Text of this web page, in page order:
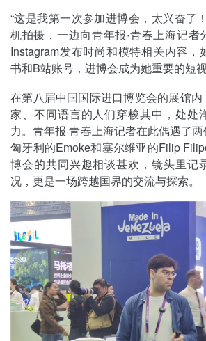
“这是我第一次参加进博会，太兴奋了
机拍摄，一边向青年报·青春上海记者
Instagram发布时尚和模特相关内容，
书和B站账号，进博会成为她重要的短
在第八届中国国际进口博览会的展馆
家、不同语言的人们穿梭其中，处处
力。青年报·青春上海记者在此偶遇了
匈牙利的Emoke和塞尔维亚的Filip
博会的共同兴趣相谈甚欢，镜头里记
况，更是一场跨越国界的交流与探索。